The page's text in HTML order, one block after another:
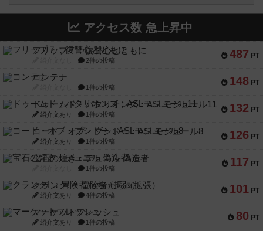
アクセス数 急上昇中
487 PT
フリップ７：復讐心とともに
2件の投稿
148 PT
コンテナ
1件の投稿
132 PT
ドゥームド・バタリオンズ：ASLモジュール11
紹介文あり 1件の投稿
126 PT
コード・オブ・ブシドー：ASLモジュール8
紹介文あり 1件の投稿
117 PT
宝石の煌き：デュエル 偽造者
1件の投稿
101 PT
クランク! ：冒険者たち（拡張）
紹介文あり 4件の投稿
80 PT
マーケットフレッシュ
紹介文あり 1件の投稿